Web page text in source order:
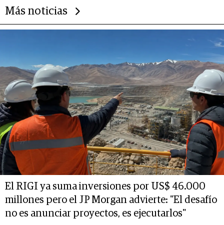
Más noticias
El RIGI ya suma inversiones por US$ 46.000
millones pero el JP Morgan advierte: "El desafío
no es anunciar proyectos, es ejecutarlos"